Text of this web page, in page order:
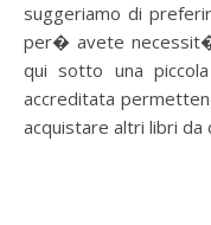
suggeriamo di
per� avete
qui sotto una
accreditata
acquistare altri libri da